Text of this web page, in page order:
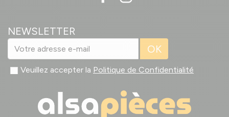
NEWSLETTER
OK
Veuillez accepter la Politique de Confidentialité